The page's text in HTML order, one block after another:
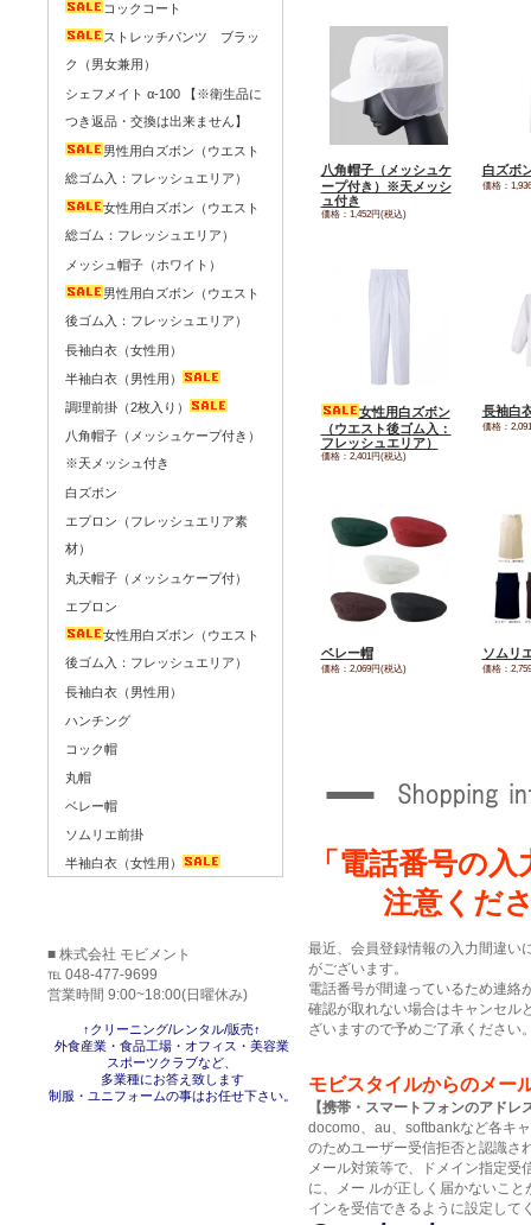
八角帽子（メッシュケ
ープ付き）※天メッシ
ュ付き
価格：1,452円(税込)
白ズボ
価格：
女性用白ズボン
（ウエスト後ゴム入：
フレッシュエリア）
価格：2,401円(税込)
長袖白
価格：
ベレー帽
価格：2,069円(税込)
ソムリ
価格：
「電話番号の
注意くだ
最近、会員登録情報の入力間違い
がございます。
電話番号が間違っているため連絡
確認が取れない場合はキャンセル
ざいますので予めご了承ください
モビスタイルからのメー
【携帯・スマートフォンのアドレ
docomo、au、softbankなど各キ
のためユーザー受信拒否と認識さ
メール対策等で、ドメイン指定受
に、メー ルが正しく届かないこ
インを受信できるように設定して
コックコート
ストレッチパンツ ブラッ
ク（男女兼用）
シェフメイト α-100 【※衛生品に
つき返品・交換は出来ません】
男性用白ズボン（ウエスト
総ゴム入：フレッシュエリア）
女性用白ズボン（ウエスト
総ゴム：フレッシュエリア）
メッシュ帽子（ホワイト）
男性用白ズボン（ウエスト
後ゴム入：フレッシュエリア）
長袖白衣（女性用）
半袖白衣（男性用）
調理前掛（2枚入り）
八角帽子（メッシュケープ付き）
※天メッシュ付き
白ズボン
エプロン（フレッシュエリア素
材）
丸天帽子（メッシュケープ付）
エプロン
女性用白ズボン（ウエスト
後ゴム入：フレッシュエリア）
長袖白衣（男性用）
ハンチング
コック帽
丸帽
ベレー帽
ソムリエ前掛
半袖白衣（女性用）
■ 株式会社 モビメント
℡ 048-477-9699
営業時間 9:00~18:00(日曜休み)
↑クリーニング/レンタル/販売↑
外食産業・食品工場・オフィス・美容業
スポーツクラブなど、
多業種にお答え致します
制服・ユニフォームの事はお任せ下さい。